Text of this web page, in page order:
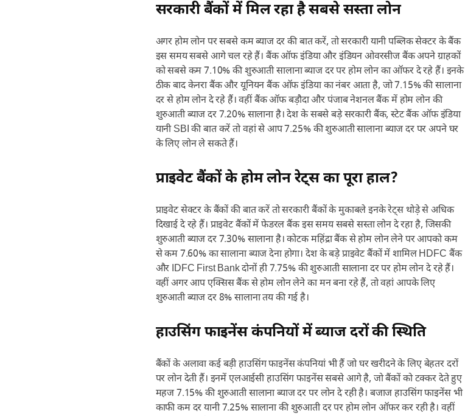
सरकारी बैंकों में मिल रहा है सबसे सस्ता लोन
अगर होम लोन पर सबसे कम ब्याज दर की बात करें, तो सरकारी यानी पब्लिक सेक्टर के बैंक
इस समय सबसे आगे चल रहे हैं। बैंक ऑफ इंडिया और इंडियन ओवरसीज बैंक अपने ग्राहकों
को सबसे कम 7.10% की शुरुआती सालाना ब्याज दर पर होम लोन का ऑफर दे रहे हैं। इनके
ठीक बाद केनरा बैंक और यूनियन बैंक ऑफ इंडिया का नंबर आता है, जो 7.15% की सालाना
दर से होम लोन दे रहे हैं। वहीं बैंक ऑफ बड़ौदा और पंजाब नेशनल बैंक में होम लोन की
शुरुआती ब्याज दर 7.20% सालाना है। देश के सबसे बड़े सरकारी बैंक, स्टेट बैंक ऑफ इंडिया
यानी SBI की बात करें तो वहां से आप 7.25% की शुरुआती सालाना ब्याज दर पर अपने घर
के लिए लोन ले सकते हैं।
प्राइवेट बैंकों के होम लोन रेट्स का पूरा हाल?
प्राइवेट सेक्टर के बैंकों की बात करें तो सरकारी बैंकों के मुकाबले इनके रेट्स थोड़े से अधिक
दिखाई दे रहे हैं। प्राइवेट बैंकों में फेडरल बैंक इस समय सबसे सस्ता लोन दे रहा है, जिसकी
शुरुआती ब्याज दर 7.30% सालाना है। कोटक महिंद्रा बैंक से होम लोन लेने पर आपको कम
से कम 7.60% का सालाना ब्याज देना होगा। देश के बड़े प्राइवेट बैंकों में शामिल HDFC बैंक
और IDFC First Bank दोनों ही 7.75% की शुरुआती सालाना दर पर होम लोन दे रहे हैं।
वहीं अगर आप एक्सिस बैंक से होम लोन लेने का मन बना रहे हैं, तो वहां आपके लिए
शुरुआती ब्याज दर 8% सालाना तय की गई है।
हाउसिंग फाइनेंस कंपनियों में ब्याज दरों की स्थिति
बैंकों के अलावा कई बड़ी हाउसिंग फाइनेंस कंपनियां भी हैं जो घर खरीदने के लिए बेहतर दरों
पर लोन देती हैं। इनमें एलआईसी हाउसिंग फाइनेंस सबसे आगे है, जो बैंकों को टक्कर देते हुए
महज 7.15% की शुरुआती सालाना ब्याज दर पर लोन दे रही है। बजाज हाउसिंग फाइनेंस भी
काफी कम दर यानी 7.25% सालाना की शुरुआती दर पर होम लोन ऑफर कर रही है। वहीं